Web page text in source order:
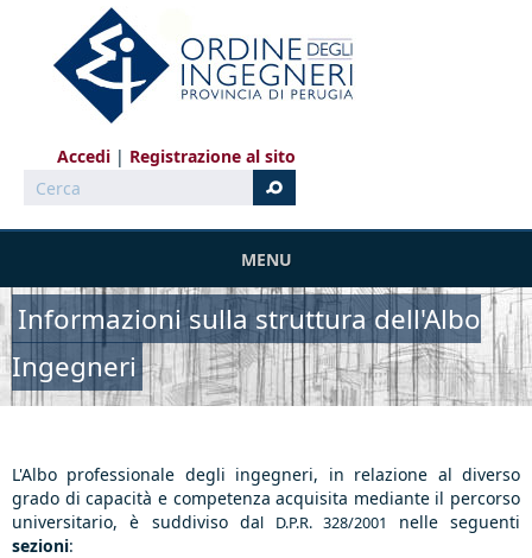
Salta al contenuto principale
Accedi
Registrazione al sito
Cerca
MENU
Informazioni sulla struttura dell'Albo
Ingegneri
L'Albo professionale degli ingegneri, in relazione al diverso
grado di capacità e competenza acquisita mediante il percorso
universitario, è suddiviso dal D.P.R. 328/2001 nelle seguenti
sezioni: